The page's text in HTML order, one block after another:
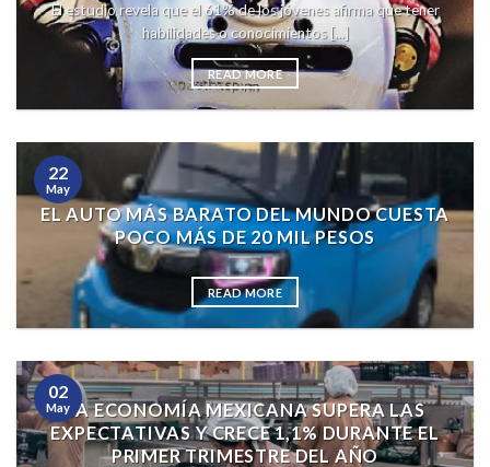
El estudio revela que el 61% de los jóvenes afirma que tener
habilidades o conocimientos [...]
READ MORE
EL AUTO MÁS BARATO DEL MUNDO CUESTA
POCO MÁS DE 20 MIL PESOS
READ MORE
22
May
LA ECONOMÍA MEXICANA SUPERA LAS
EXPECTATIVAS Y CRECE 1,1% DURANTE EL
PRIMER TRIMESTRE DEL AÑO
02
May